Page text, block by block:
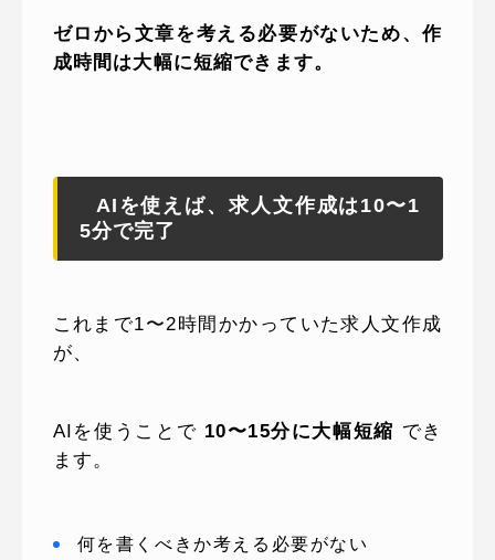
ゼロから文章を考える必要がないため、作
成時間は大幅に短縮できます。
AIを使えば、求人文作成は10〜1
5分で完了
これまで1〜2時間かかっていた求人文作成
が、
AIを使うことで 10〜15分に大幅短縮 でき
ます。
何を書くべきか考える必要がない